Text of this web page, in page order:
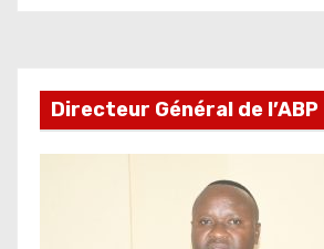
Directeur Général de l’ABP